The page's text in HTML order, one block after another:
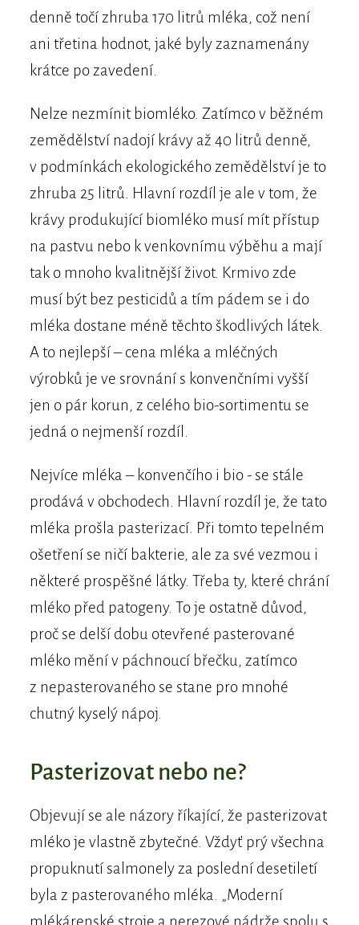
denně točí zhruba 170 litrů mléka, což není
ani třetina hodnot, jaké byly zaznamenány
krátce po zavedení.
Nelze nezmínit biomléko. Zatímco v běžném
zemědělství nadojí krávy až 40 litrů denně,
v podmínkách ekologického zemědělství je to
zhruba 25 litrů. Hlavní rozdíl je ale v tom, že
krávy produkující biomléko musí mít přístup
na pastvu nebo k venkovnímu výběhu a mají
tak o mnoho kvalitnější život. Krmivo zde
musí být bez pesticidů a tím pádem se i do
mléka dostane méně těchto škodlivých látek.
A to nejlepší – cena mléka a mléčných
výrobků je ve srovnání s konvenčními vyšší
jen o pár korun, z celého bio-sortimentu se
jedná o nejmenší rozdíl.
Nejvíce mléka – konvenčího i bio - se stále
prodává v obchodech. Hlavní rozdíl je, že tato
mléka prošla pasterizací. Při tomto tepelném
ošetření se ničí bakterie, ale za své vezmou i
některé prospěšné látky. Třeba ty, které chrání
mléko před patogeny. To je ostatně důvod,
proč se delší dobu otevřené pasterované
mléko mění v páchnoucí břečku, zatímco
z nepasterovaného se stane pro mnohé
chutný kyselý nápoj.
Pasterizovat nebo ne?
Objevují se ale názory říkající, že pasterizovat
mléko je vlastně zbytečné. Vždyť prý všechna
propuknutí salmonely za poslední desetiletí
byla z pasterovaného mléka. „Moderní
mlékárenské stroje a nerezové nádrže spolu s